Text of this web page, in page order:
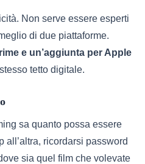
Non serve essere esperti
di due piattaforme.
e un’aggiunta per Apple
tetto digitale.
sa quanto possa essere
all’altra, ricordarsi password
sia quel film che volevate